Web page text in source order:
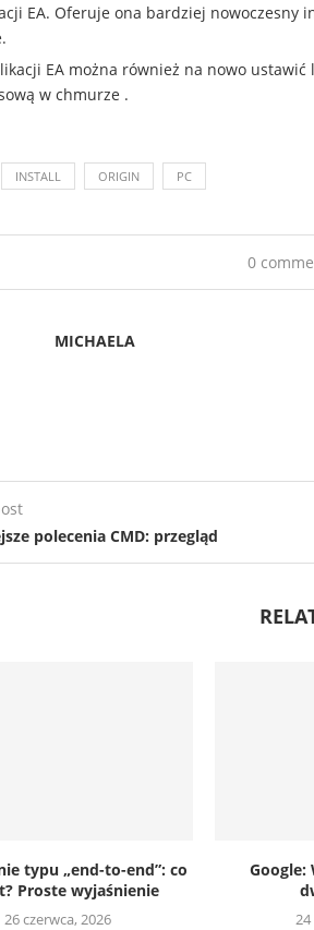
EA. Oferuje ona bardziej nowoczesny
EA można również na nowo
w chmurze .
INSTALL ORIGIN PC
0
MICHAELA
polecenia CMD: przegląd
typu „end-to-end”: co
Proste wyjaśnienie
26 czerwca, 2026
Google:
24